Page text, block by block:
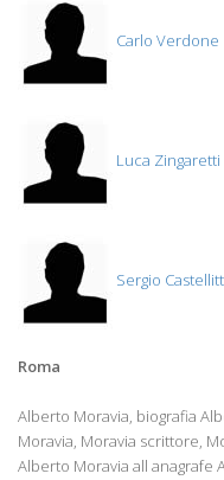
Carlo Verdone
Luca Zingaretti
Sergio
Roma
Alberto Moravia, biografia
Moravia, Moravia scrittore,
Alberto Moravia all anagrafe